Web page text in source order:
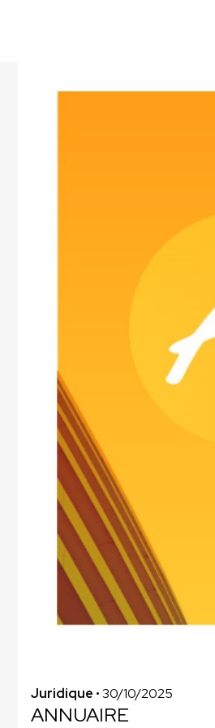
Juridique • 30/10/2025
ANNUAIRE